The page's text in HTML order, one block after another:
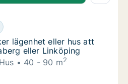
lägenhet eller hus att hyra i
lägenhet eller hus att hyra i
lägenhet eller hus att
eller Linköping
Hus 40 - 90 m2
lägenhet eller hus att hyra i